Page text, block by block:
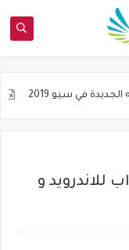
2019 جوده
للاندرويد و